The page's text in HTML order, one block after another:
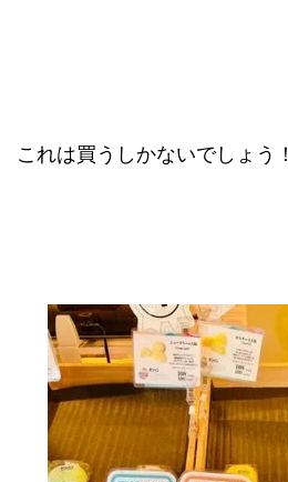
これは買うしかないでしょう！